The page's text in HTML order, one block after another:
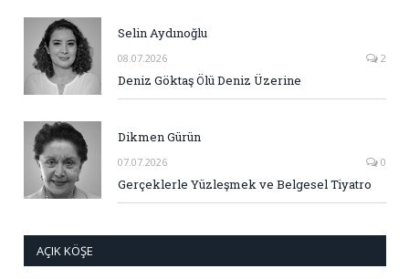
Selin Aydınoğlu
08.07.2026 2
Deniz Göktaş Ölü Deniz Üzerine
Dikmen Gürün
07.07.2026 0
Gerçeklerle Yüzleşmek ve Belgesel Tiyatro
AÇIK KÖŞE